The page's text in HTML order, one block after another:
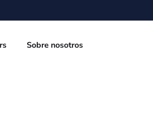
Sobre nosotros